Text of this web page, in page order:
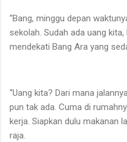
“Bang, minggu depan
sekolah. Sudah ada uang
mendekati Bang Ara yang
“Uang kita? Dari mana
pun tak ada. Cuma di
kerja. Siapkan dulu makanan
raja.